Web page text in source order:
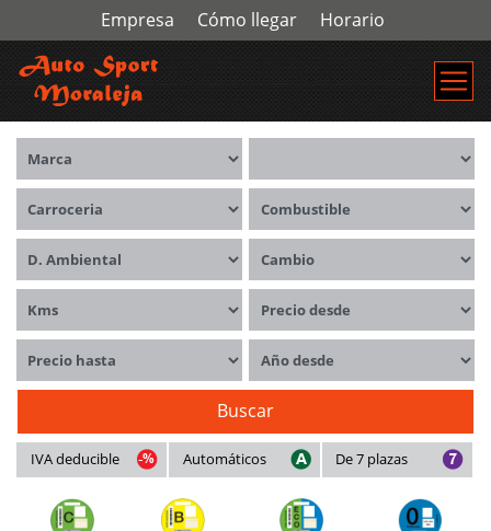
Empresa Cómo llegar Horario
Marca
Carrocerías Combustible
Distintivo ambiental Cambio
Kms Precio desde
Precio hasta Año desde
Buscar
IVA deducible Automáticos De 7 plazas